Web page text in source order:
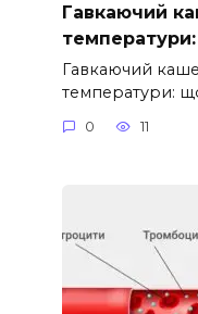
Гавкаючий
Гавкаючий
температури:
0 11